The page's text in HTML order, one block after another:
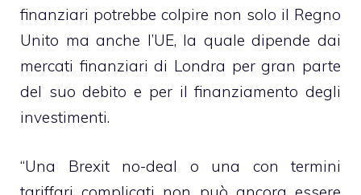
finanziari potrebbe colpire non solo il Regno
Unito ma anche l’UE, la quale dipende dai
mercati finanziari di Londra per gran parte
del suo debito e per il finanziamento degli
investimenti.
“Una Brexit no-deal o una con termini